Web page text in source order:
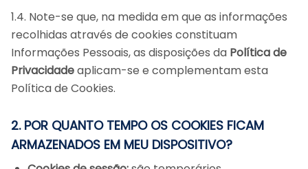
1.4. Note-se que, na medida em que as informações
recolhidas através de cookies constituam
Informações Pessoais, as disposições da Política de
Privacidadeaplicam-se e complementam esta
Política de Cookies.
2. POR QUANTO TEMPO OS COOKIES FICAM
ARMAZENADOS EM MEU DISPOSITIVO?